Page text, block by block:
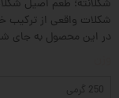
شکلانته؛ طعم اصیل
شکلات واقعی از ترکیب
در این محصول به جای
250 گرمی